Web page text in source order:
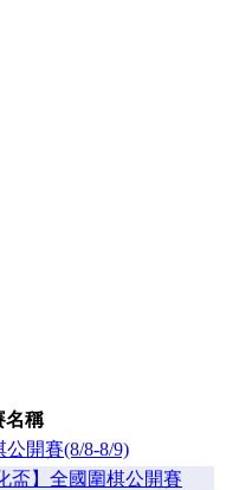
名稱
開賽(8/8-8/9)
盃】全國圍棋公開賽